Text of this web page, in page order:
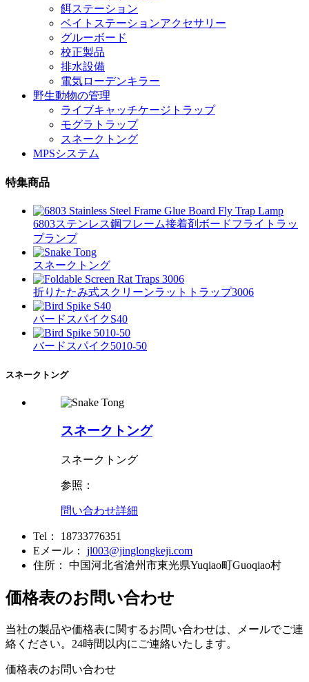
餌ステーション
ベイトステーションアクセサリー
グルーボード
校正製品
排水設備
電気ローデンキラー
野生動物の管理
ライブキャッチケージトラップ
モグラトラップ
スネークトング
MPSシステム
特集商品
6803ステンレス鋼フレーム接着剤ボードフライトラッ
プランプ
スネークトング
折りたたみ式スクリーンラットトラップ3006
バードスパイクS40
バードスパイク5010-50
スネークトング
スネークトング
スネークトング
参照：
問い合わせ詳細
Tel： 18733776351
Eメール： jl003@jinglongkeji.com
住所： 中国河北省滄州市東光県Yuqiao町Guoqiao村
価格表のお問い合わせ
当社の製品や価格表に関するお問い合わせは、メールでご連
絡ください。24時間以内にご連絡いたします。
価格表のお問い合わせ